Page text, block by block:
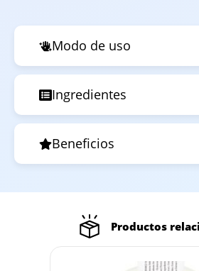
Modo de uso
Ingredientes
Beneficios
Productos